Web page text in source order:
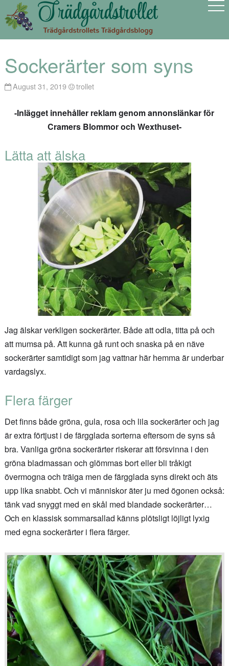
Sockerärter som syns
August 31, 2019 trollet
-Inlägget innehåller reklam genom annonslänkar för
Cramers Blommor och Wexthuset-
Lätta att älska
Jag älskar verkligen sockerärter. Både att odla, titta på och
att mumsa på. Att kunna gå runt och snaska på en näve
sockerärter samtidigt som jag vattnar här hemma är underbar
vardagslyx.
Flera färger
Det finns både gröna, gula, rosa och lila sockerärter och jag
är extra förtjust i de färgglada sorterna eftersom de syns så
bra. Vanliga gröna sockerärter riskerar att försvinna i den
gröna bladmassan och glömmas bort eller bli tråkigt
övermogna och träiga men de färgglada syns direkt och äts
upp lika snabbt. Och vi människor äter ju med ögonen också:
tänk vad snyggt med en skål med blandade sockerärter…
Och en klassisk sommarsallad känns plötsligt löjligt lyxig
med egna sockerärter i flera färger.